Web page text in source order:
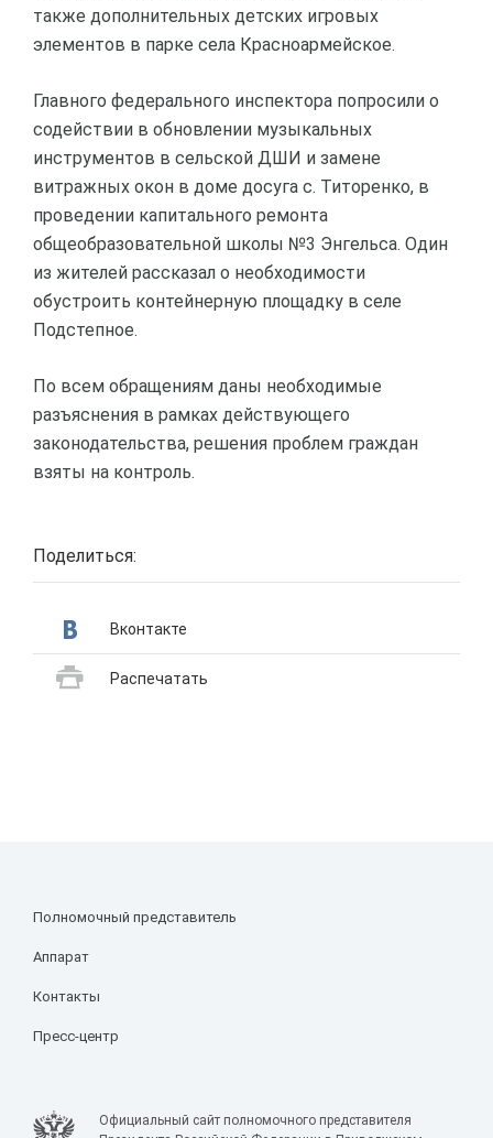
также дополнительных детских игровых
элементов в парке села Красноармейское.
Главного федерального инспектора попросили о
содействии в обновлении музыкальных
инструментов в сельской ДШИ и замене
витражных окон в доме досуга с. Титоренко, в
проведении капитального ремонта
общеобразовательной школы №3 Энгельса. Один
из жителей рассказал о необходимости
обустроить контейнерную площадку в селе
Подстепное.
По всем обращениям даны необходимые
разъяснения в рамках действующего
законодательства, решения проблем граждан
взяты на контроль.
Поделиться:
Вконтакте
Распечатать
Полномочный представитель
Аппарат
Контакты
Пресс-центр
Официальный сайт полномочного представителя